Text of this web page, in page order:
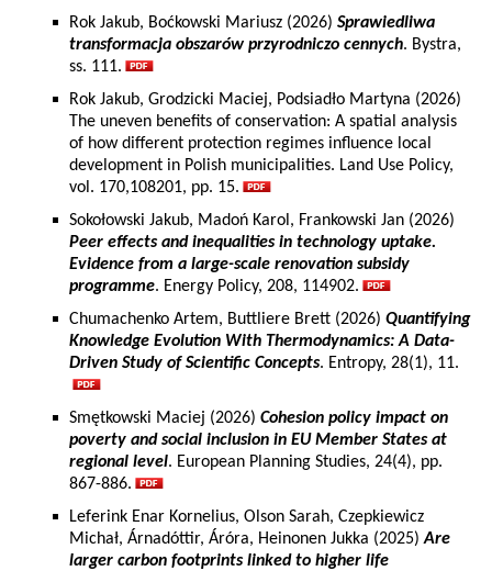
Rok Jakub, Boćkowski Mariusz (2026) Sprawiedliwa
transformacja obszarów przyrodniczo cennych. Bystra,
ss. 111.
Rok Jakub, Grodzicki Maciej, Podsiadło Martyna (2026)
The uneven benefits of conservation: A spatial analysis
of how different protection regimes influence local
development in Polish municipalities. Land Use Policy,
vol. 170,108201, pp. 15.
Sokołowski Jakub, Madoń Karol, Frankowski Jan (2026)
Peer effects and inequalities in technology uptake.
Evidence from a large-scale renovation subsidy
programme. Energy Policy, 208, 114902.
Chumachenko Artem, Buttliere Brett (2026) Quantifying
Knowledge Evolution With Thermodynamics: A Data-
Driven Study of Scientific Concepts. Entropy, 28(1), 11.
Smętkowski Maciej (2026) Cohesion policy impact on
poverty and social inclusion in EU Member States at
regional level. European Planning Studies, 24(4), pp.
867-886.
Leferink Enar Kornelius, Olson Sarah, Czepkiewicz
Michał, Árnadóttir, Áróra, Heinonen Jukka (2025)Are
larger carbon footprints linked to higher life